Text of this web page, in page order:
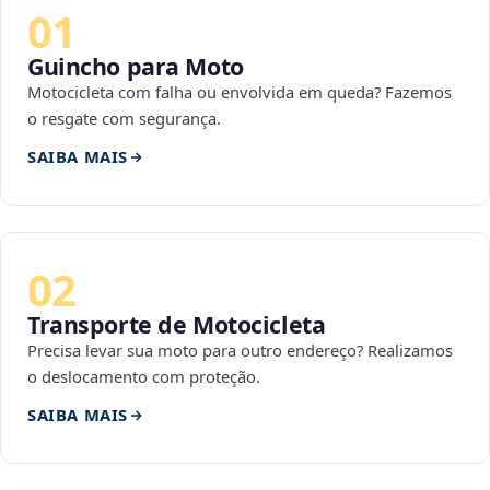
01
Guincho para Moto
Motocicleta com falha ou envolvida em queda? Fazemos
o resgate com segurança.
SAIBA MAIS
02
Transporte de Motocicleta
Precisa levar sua moto para outro endereço? Realizamos
o deslocamento com proteção.
SAIBA MAIS